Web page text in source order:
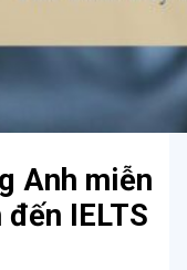
Anh miễn
IELTS